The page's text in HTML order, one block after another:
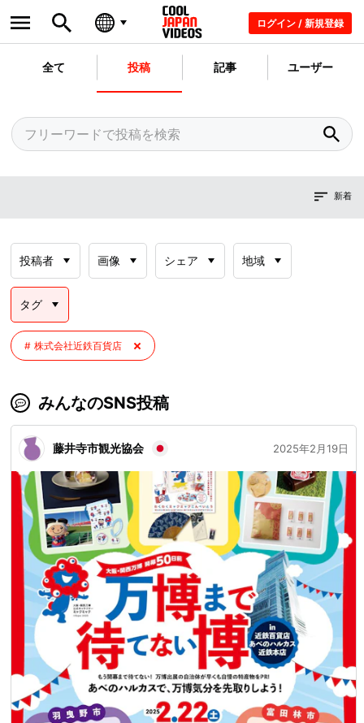
ログイン / 新規登録
全て 投稿 記事 ユーザー
新着
投稿者 画像 シェア 地域
タグ
株式会社近鉄百貨店
みんなのSNS投稿
藤井寺市観光協会 2025年2月19日